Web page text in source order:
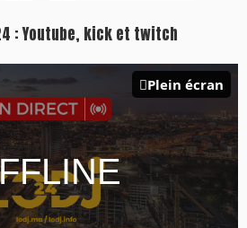
: Youtube, kick et twitch
Plein écran